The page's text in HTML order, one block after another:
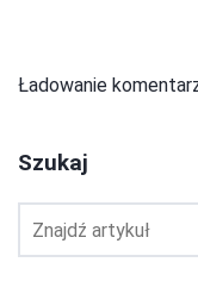
Ładowanie
Szukaj